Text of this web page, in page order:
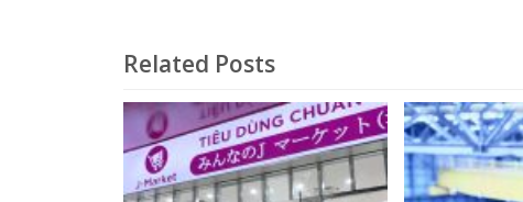
ル・ パークシティ
Ｈ）」
Related Posts